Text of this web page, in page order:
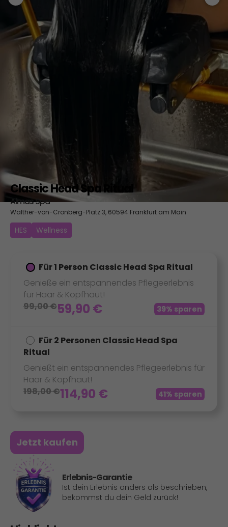
Classic Head Spa Ritual
Almas Spa
Walther-von-Cronberg-Platz 3, 60594 Frankfurt am Main
HES Wellness
Für 1 Person Classic Head Spa Ritual
Genieße ein entspannendes Pflegeerlebnis
für Haar & Kopfhaut!
99,00€59,90 € 39% sparen
Für 2 Personen Classic Head Spa
Ritual
Genießt ein entspannendes Pflegeerlebnis für
Haar & Kopfhaut!
198,00€114,90 € 41% sparen
Jetzt kaufen
Erlebnis-Garantie
Ist dein Erlebnis anders als beschrieben,
bekommst du dein Geld zurück!